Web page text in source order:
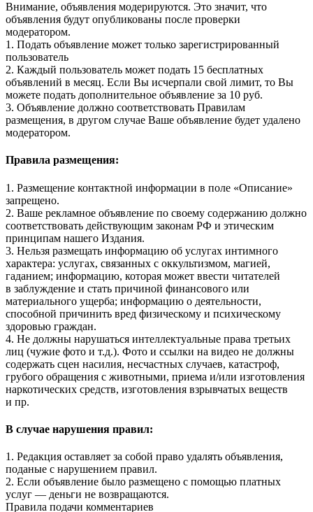
Внимание, объявления модерируются. Это значит, что
объявления будут опубликованы после проверки
модератором.
1. Подать объявление может только зарегистрированный
пользователь
2. Каждый пользователь может подать 15 бесплатных
объявлений в месяц. Если Вы исчерпали свой лимит, то Вы
можете подать дополнительное объявление за 10 руб.
3. Объявление должно соответствовать Правилам
размещения, в другом случае Ваше объявление будет удалено
модератором.
Правила размещения:
1. Размещение контактной информации в поле «Описание»
запрещено.
2. Ваше рекламное объявление по своему содержанию должно
соответствовать действующим законам РФ и этическим
принципам нашего Издания.
3. Нельзя размещать информацию об услугах интимного
характера: услугах, связанных с оккультизмом, магией,
гаданием; информацию, которая может ввести читателей
в заблуждение и стать причиной финансового или
материального ущерба; информацию о деятельности,
способной причинить вред физическому и психическому
здоровью граждан.
4. Не должны нарушаться интеллектуальные права третьих
лиц (чужие фото и т.д.). Фото и ссылки на видео не должны
содержать сцен насилия, несчастных случаев, катастроф,
грубого обращения с животными, приема и/или изготовления
наркотических средств, изготовления взрывчатых веществ
и пр.
В случае нарушения правил:
1. Редакция оставляет за собой право удалять объявления,
поданые с нарушением правил.
2. Если объявление было размещено с помощью платных
услуг — деньги не возвращаются.
Правила подачи комментариев